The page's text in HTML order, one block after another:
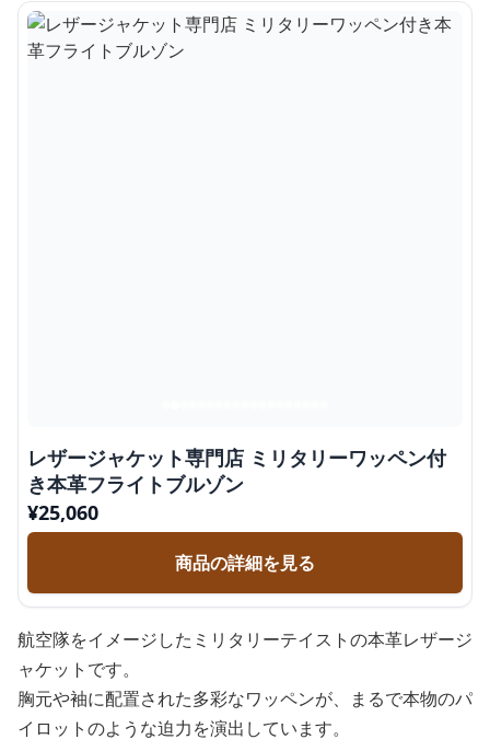
レザージャケット専門店 ミリタリーワッペン付
き本革フライトブルゾン
¥25,060
商品の詳細を見る
航空隊をイメージしたミリタリーテイストの本革レザージ
ャケットです。
胸元や袖に配置された多彩なワッペンが、まるで本物のパ
イロットのような迫力を演出しています。